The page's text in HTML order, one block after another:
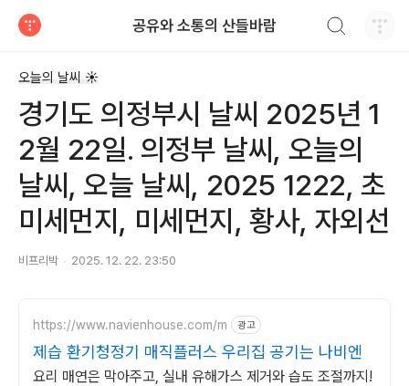
공유와 소통의 산들바람
오늘의 날씨 ☀
경기도 의정부시 날씨 2025년 1
2월 22일. 의정부 날씨, 오늘의
날씨, 오늘 날씨, 2025 1222, 초
미세먼지, 미세먼지, 황사, 자외선
비프리박 2025. 12. 22. 23:50
https://www.navienhouse.com/m 광고
제습 환기청정기 매직플러스 우리집 공기는 나비엔
요리 매연은 막아주고, 실내 유해가스 제거와 습도 조절까지!